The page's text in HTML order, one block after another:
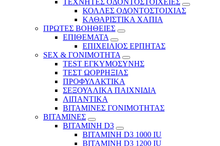
ΚΟΛΛΕΣ ΟΔΟΝΤΟΣΤΟΙΧΙΑΣ
ΚΑΘΑΡΙΣΤΙΚΑ ΧΑΠΙΑ
ΠΡΩΤΕΣ ΒΟΗΘΕΙΕΣ
ΕΠΙΘΕΜΑΤΑ
ΕΠΙΧΕΙΛΙΟΣ ΕΡΠΗΤΑΣ
SEX & ΓΟΝΙΜΟΤΗΤΑ
TEST ΕΓΚΥΜΟΣΥΝΗΣ
ΤΕΣΤ ΩΟΡΡΗΞΙΑΣ
ΠΡΟΦΥΛΑΚΤΙΚΑ
ΣΕΞΟΥΑΛΙΚΑ ΠΑΙΧΝΙΔΙΑ
ΛΙΠΑΝΤΙΚΑ
ΒΙΤΑΜΙΝΕΣ ΓΟΝΙΜΟΤΗΤΑΣ
ΒΙΤΑΜΙΝΕΣ
ΒΙΤΑΜΙΝΗ D3
ΒΙΤΑΜΙΝΗ D3 1000 IU
ΒΙΤΑΜΙΝΗ D3 1200 IU